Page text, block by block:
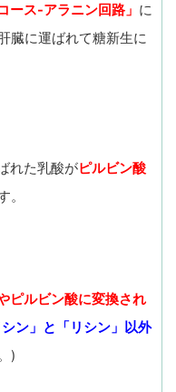
ース-アラニン回路」 に
臓に運ばれて糖新生に
れた乳酸がピルビン酸
。
ピルビン酸に変換され
シン」と「リシン」以外
)